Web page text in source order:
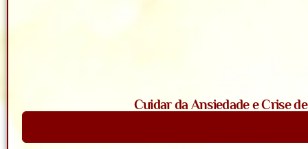
Cuidar da Ansiedade e Crise